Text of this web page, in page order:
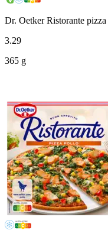
Dr. Oetker Ristorante
3.29
365 g